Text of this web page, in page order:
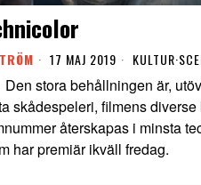
17 MAJ 2019 KULTUR·
stora behållningen är,
skådespeleri, filmens
återskapas i minsta
har premiär ikväll fredag.